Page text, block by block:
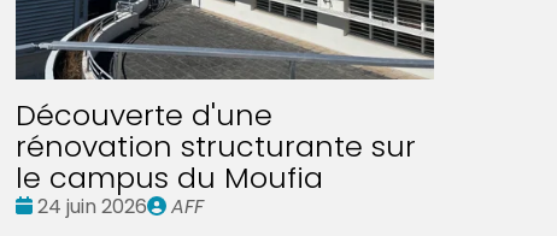
Découverte d'une
rénovation structurante sur
le campus du Moufia
Date
24 juin 2026
Publié
AFF